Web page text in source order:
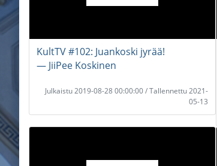
KultTV #102: Juankoski jyrää!
― JiiPee Koskinen
Julkaistu 2019-08-28 00:00:00 / Tallennettu 2021-
05-13